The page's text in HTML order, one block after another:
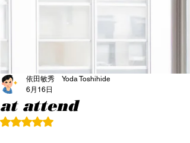
at attend
依田敏秀 Yoda Toshihide
6月16日
5つ星のうちNaNと評価されています。